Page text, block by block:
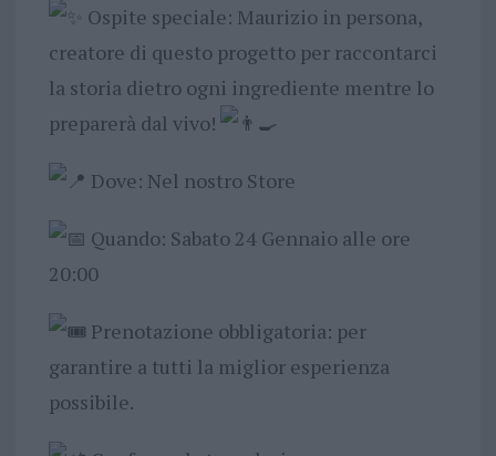
Ospite speciale: Maurizio in persona,
creatore di questo progetto per raccontarci
la storia dietro ogni ingrediente mentre lo
preparerà dal vivo!
Dove: Nel nostro Store
Quando: Sabato 24 Gennaio alle ore
20:00
Prenotazione obbligatoria: per
garantire a tutti la miglior esperienza
possibile.